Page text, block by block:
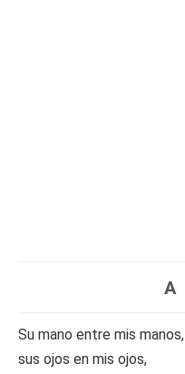
A
Su mano entre mis manos,
sus ojos en mis ojos,